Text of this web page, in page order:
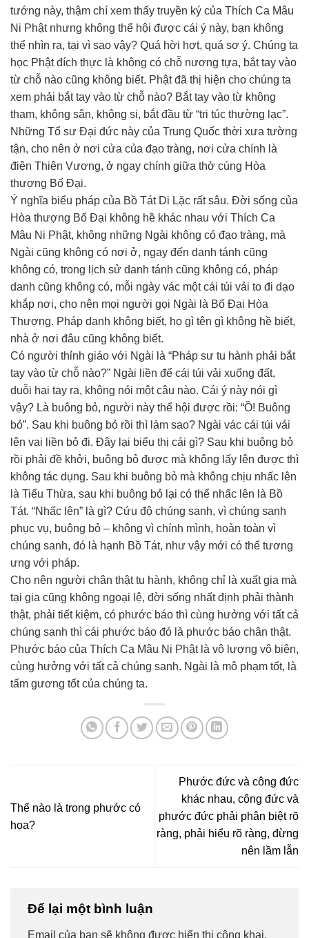
tướng này, thậm chí xem thấy truyền ký của Thích Ca Mâu
Ni Phật nhưng không thể hội được cái ý này, bạn không
thể nhìn ra, tại vì sao vậy? Quá hời hợt, quá sơ ý. Chúng ta
học Phật đích thực là không có chỗ nương tựa, bắt tay vào
từ chỗ nào cũng không biết. Phật đã thị hiện cho chúng ta
xem phải bắt tay vào từ chỗ nào? Bắt tay vào từ không
tham, không sân, không si, bắt đầu từ “tri túc thường lạc”.
Những Tổ sư Đại đức này của Trung Quốc thời xưa tường
tận, cho nên ở nơi cửa của đạo tràng, nơi cửa chính là
điện Thiên Vương, ở ngay chính giữa thờ cúng Hòa
thượng Bố Đại.
Ý nghĩa biểu pháp của Bồ Tát Di Lặc rất sâu. Đời sống của
Hòa thượng Bố Đại không hề khác nhau với Thích Ca
Mâu Ni Phật, không những Ngài không có đạo tràng, mà
Ngài cũng không có nơi ở, ngay đến danh tánh cũng
không có, trong lịch sử danh tánh cũng không có, pháp
danh cũng không có, mỗi ngày vác một cái túi vải to đi dạo
khắp nơi, cho nên mọi người gọi Ngài là Bố Đại Hòa
Thượng. Pháp danh không biết, họ gì tên gì không hề biết,
nhà ở nơi đâu cũng không biết.
Có người thỉnh giáo với Ngài là “Pháp sư tu hành phải bắt
tay vào từ chỗ nào?” Ngài liền để cái túi vải xuống đất,
duỗi hai tay ra, không nói một câu nào. Cái ý này nói gì
vậy? Là buông bỏ, người này thể hội được rồi: “Ồ! Buông
bỏ”. Sau khi buông bỏ rồi thì làm sao? Ngài vác cái túi vải
lên vai liền bỏ đi. Đây lại biểu thị cái gì? Sau khi buông bỏ
rồi phải đề khởi, buông bỏ được mà không lấy lên được thì
không tác dụng. Sau khi buông bỏ mà không chịu nhấc lên
là Tiểu Thừa, sau khi buông bỏ lại có thể nhấc lên là Bồ
Tát. “Nhấc lên” là gì? Cứu độ chúng sanh, vì chúng sanh
phục vụ, buông bỏ – không vì chính mình, hoàn toàn vì
chúng sanh, đó là hạnh Bồ Tát, như vậy mới có thể tương
ưng với pháp.
Cho nên người chân thật tu hành, không chỉ là xuất gia mà
tại gia cũng không ngoại lệ, đời sống nhất định phải thành
thật, phải tiết kiệm, có phước báo thì cùng hưởng với tất cả
chúng sanh thì cái phước báo đó là phước báo chân thật.
Phước báo của Thích Ca Mâu Ni Phật là vô lượng vô biên,
cùng hưởng với tất cả chúng sanh. Ngài là mô phạm tốt, là
tấm gương tốt của chúng ta.
Thế nào là trong phước có
họa?
Phước đức và công đức
khác nhau, công đức và
phước đức phải phân biệt rõ
ràng, phải hiểu rõ ràng, đừng
nên lầm lẫn
Để lại một bình luận
Email của bạn sẽ không được hiển thị công khai.